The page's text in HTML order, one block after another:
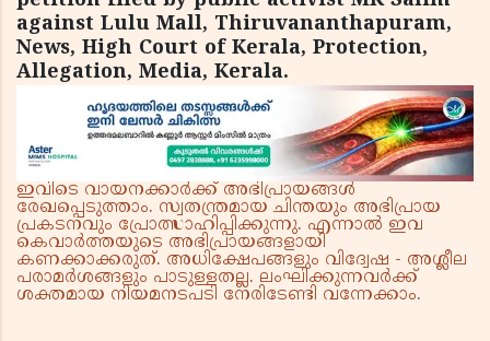
against Lulu Mall, Thiruvananthapuram,
News, High Court of Kerala, Protection,
Allegation, Media, Kerala.
ഇവിടെ വായനക്കാർക്ക് അഭിപ്രായങ്ങൾ
രേഖപ്പെടുത്താം. സ്വതന്ത്രമായ ചിന്തയും അഭിപ്രായ
പ്രകടനവും പ്രോത്സാഹിപ്പിക്കുന്നു. എന്നാൽ ഇവ
കെവാർത്തയുടെ അഭിപ്രായങ്ങളായി
കണക്കാക്കരുത്. അധിക്ഷേപങ്ങളും വിദ്വേഷ - അശ്ലീല
പരാമർശങ്ങളും പാടുള്ളതല്ല. ലംഘിക്കുന്നവർക്ക്
ശക്തമായ നിയമനടപടി നേരിടേണ്ടി വന്നേക്കാം.